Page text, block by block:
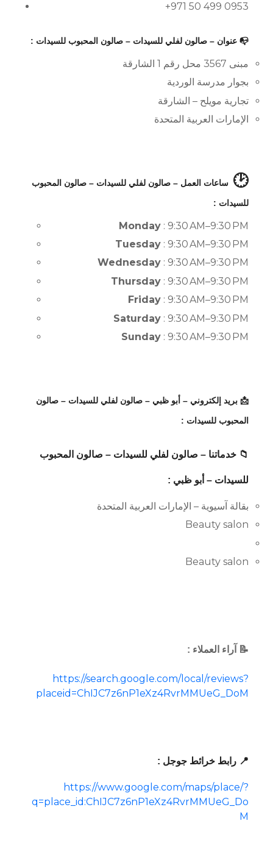
+971 50 499 0953
📭 عنوان – صالون لفلي للسيدات – صالون المحبوب للسيدات :
مبنى 3567 محل رقم 1 الشارقة
بجوار مدرسة الوردية
تجارية مويلح – الشارقة
الإمارات العربية المتحدة
🕑 ساعات العمل – صالون لفلي للسيدات – صالون المحبوب
للسيدات :
Monday : 9:30 AM–9:30 PM
Tuesday : 9:30 AM–9:30 PM
Wednesday : 9:30 AM–9:30 PM
Thursday : 9:30 AM–9:30 PM
Friday : 9:30 AM–9:30 PM
Saturday : 9:30 AM–9:30 PM
Sunday : 9:30 AM–9:30 PM
📩 بريد إلكتروني – أبو ظبي – صالون لفلي للسيدات – صالون
المحبوب للسيدات :
📁 خدماتنا – صالون لفلي للسيدات – صالون المحبوب
للسيدات – أبو ظبي :
بقالة آسيوية – الإمارات العربية المتحدة
Beauty salon
Beauty salon
📝 آراء العملاء :
https://search.google.com/local/reviews?
placeid=ChIJC7z6nP1eXz4RvrMMUeG_DoM
📍 رابط خرائط جوجل :
https://www.google.com/maps/place/?
q=place_id:ChIJC7z6nP1eXz4RvrMMUeG_Do
M